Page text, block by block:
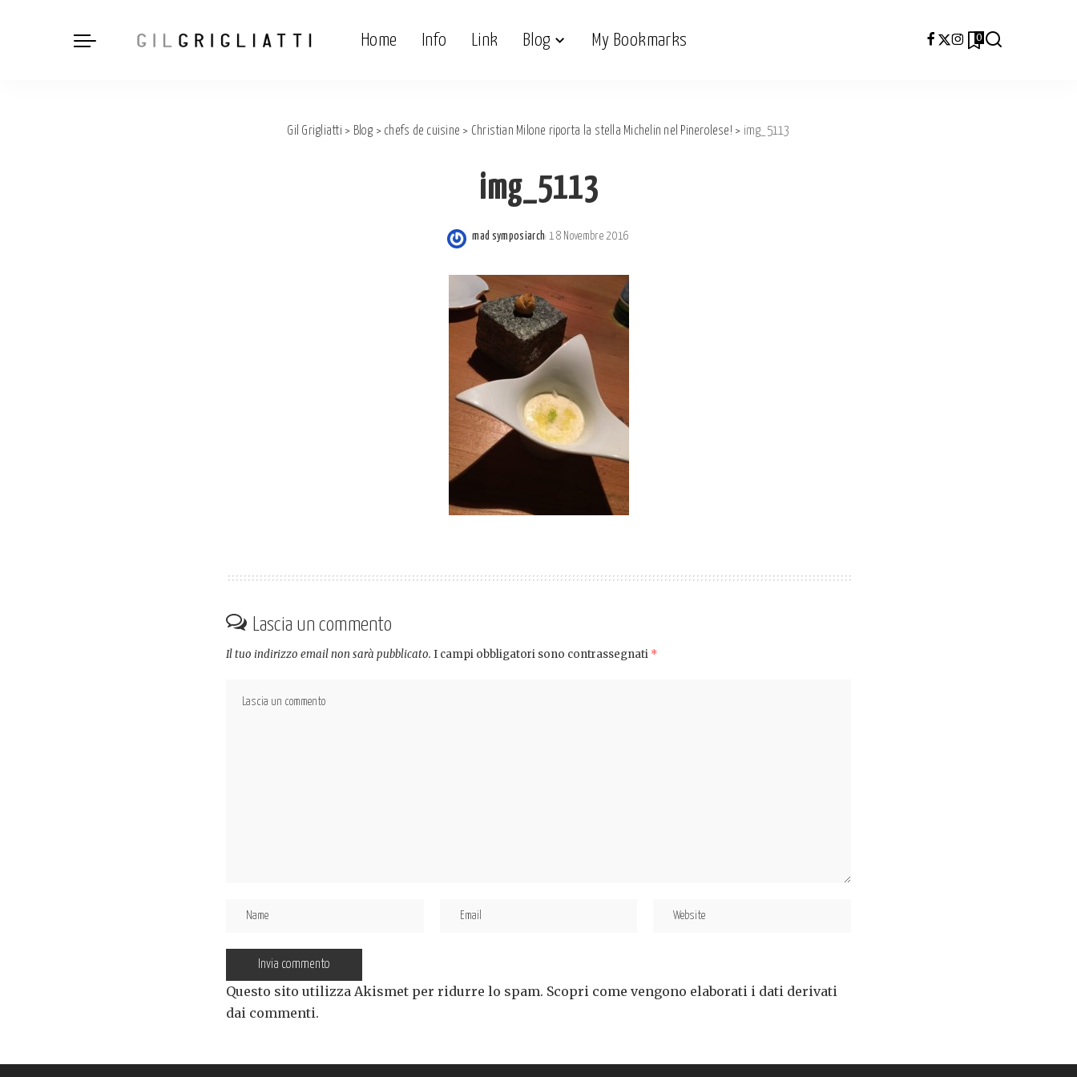
Home Info Link Blog My Bookmarks 0
Gil Grigliatti > Blog > chefs de cuisine > Christian Milone riporta la stella Michelin nel Pinerolese! > img_5113
img_5113
Posted
mad symposiarch 18 Novembre 2016
Lascia un commento
Il tuo indirizzo email non sarà pubblicato. I campi obbligatori sono contrassegnati *
Questo sito utilizza Akismet per ridurre lo spam. Scopri come vengono elaborati i dati derivati
dai commenti.